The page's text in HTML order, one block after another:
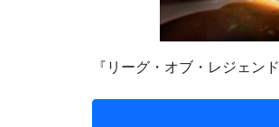
『リーグ・オブ・レジェン